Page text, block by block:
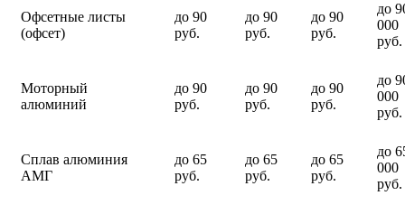
Офсетные листы
(офсет)
до 90
руб.
до 90
руб.
до 90
руб.
до
000
руб.
Моторный
алюминий
до 90
руб.
до 90
руб.
до 90
руб.
до
000
руб.
Сплав алюминия
АМГ
до 65
руб.
до 65
руб.
до 65
руб.
до
000
руб.